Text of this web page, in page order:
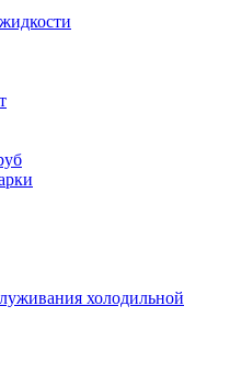
холодильной